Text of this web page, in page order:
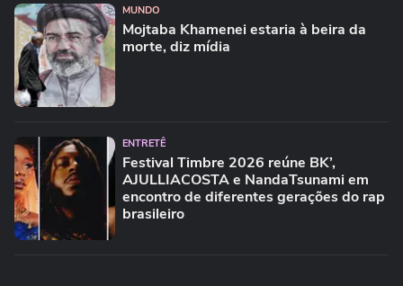
MUNDO
Mojtaba Khamenei estaria à beira da
morte, diz mídia
ENTRETÊ
Festival Timbre 2026 reúne BK’,
AJULLIACOSTA e NandaTsunami em
encontro de diferentes gerações do rap
brasileiro